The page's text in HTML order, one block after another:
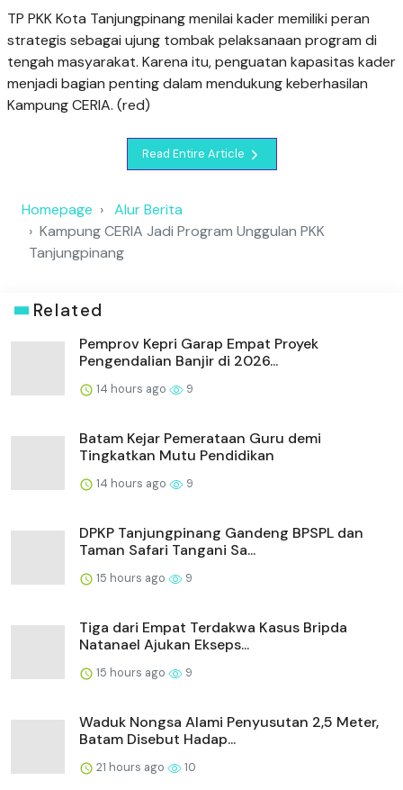
TP PKK Kota Tanjungpinang menilai kader memiliki peran
strategis sebagai ujung tombak pelaksanaan program di
tengah masyarakat. Karena itu, penguatan kapasitas kader
menjadi bagian penting dalam mendukung keberhasilan
Kampung CERIA. (red)
Read Entire Article
Homepage
Alur Berita
Kampung CERIA Jadi Program Unggulan PKK
Tanjungpinang
Related
Pemprov Kepri Garap Empat Proyek
Pengendalian Banjir di 2026...
14 hours ago 9
Batam Kejar Pemerataan Guru demi
Tingkatkan Mutu Pendidikan
14 hours ago 9
DPKP Tanjungpinang Gandeng BPSPL dan
Taman Safari Tangani Sa...
15 hours ago 9
Tiga dari Empat Terdakwa Kasus Bripda
Natanael Ajukan Ekseps...
15 hours ago 9
Waduk Nongsa Alami Penyusutan 2,5 Meter,
Batam Disebut Hadap...
21 hours ago 10